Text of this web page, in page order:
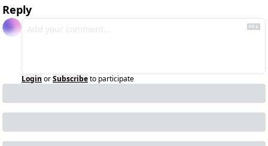
Reply
Login orSubscribeto participate